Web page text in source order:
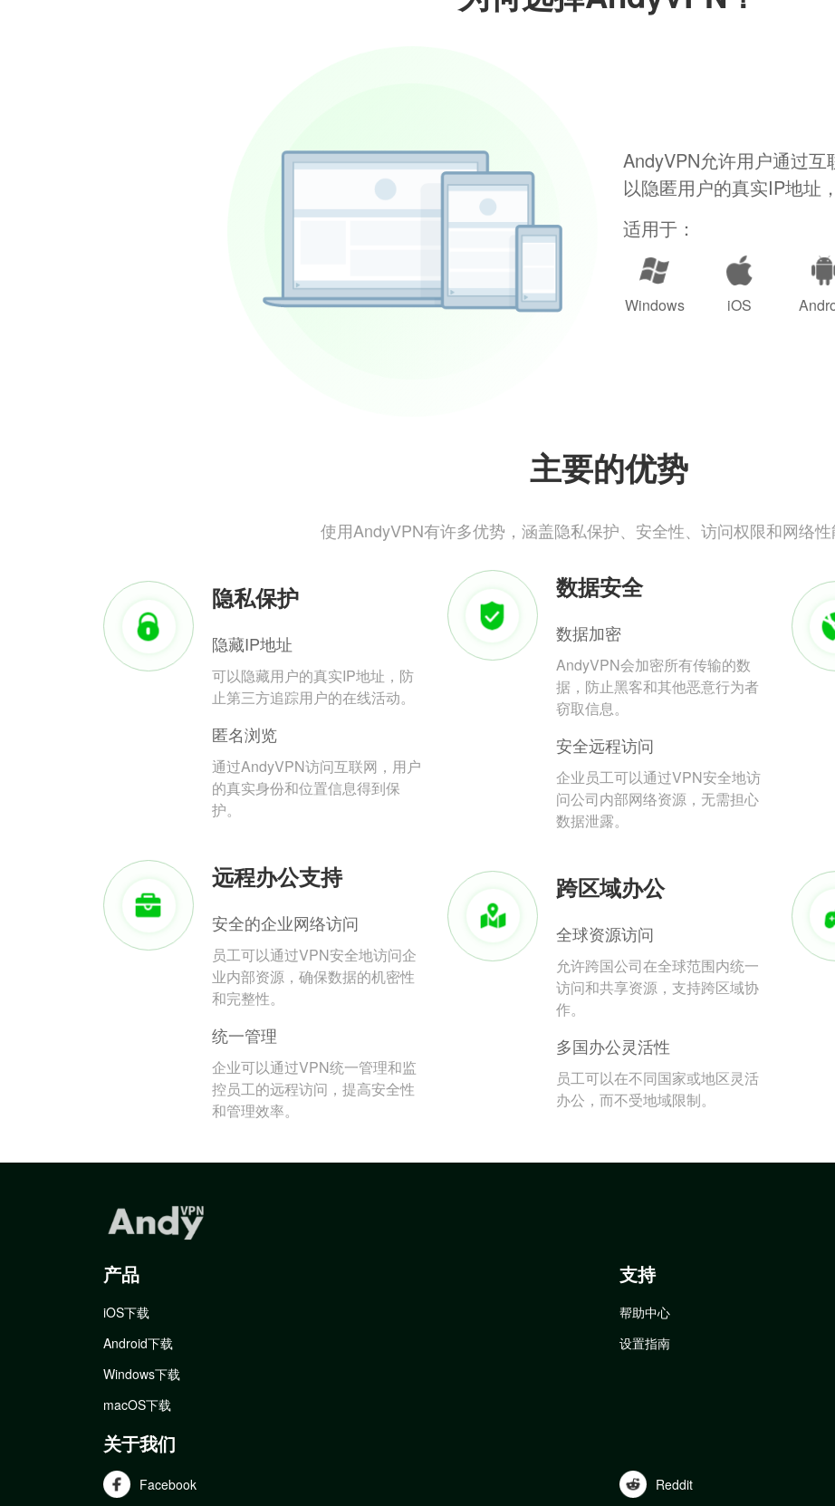
AndyVPN允许用户通过
以隐匿用户的真实IP地址
适用于：
Windows iOS
主要的优势
使用AndyVPN有许多优势，涵盖隐私保护、安全性、访问权限和网络
隐私保护
隐藏IP地址
可以隐藏用户的真实IP地址，防
止第三方追踪用户的在线活动。
匿名浏览
通过AndyVPN访问互联网，用户
的真实身份和位置信息得到保
护。
数据安全
数据加密
AndyVPN会加密所有传输的数
据，防止黑客和其他恶意行为者
窃取信息。
安全远程访问
企业员工可以通过VPN安全地访
问公司内部网络资源，无需担心
数据泄露。
远程办公支持
安全的企业网络访问
员工可以通过VPN安全地访问企
业内部资源，确保数据的机密性
和完整性。
统一管理
企业可以通过VPN统一管理和监
控员工的远程访问，提高安全性
和管理效率。
跨区域办公
全球资源访问
允许跨国公司在全球范围内统一
访问和共享资源，支持跨区域协
作。
多国办公灵活性
员工可以在不同国家或地区灵活
办公，而不受地域限制。
产品
iOS下载
Android下载
Windows下载
macOS下载
支持
帮助中心
设置指南
关于我们
Facebook Reddit